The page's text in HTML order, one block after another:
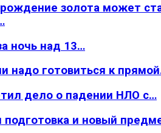
золота может
ночь над 13…
надо готовиться к
дело о падении НЛО с…
подготовка и новый